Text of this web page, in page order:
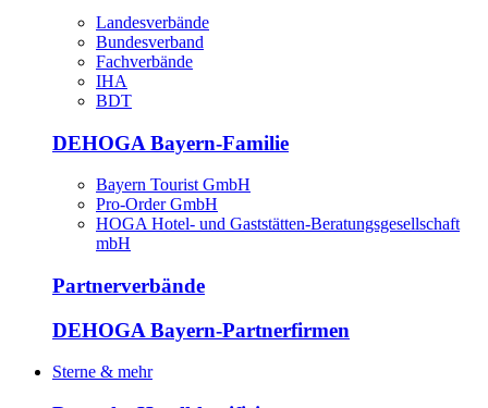
Landesverbände
Bundesverband
Fachverbände
IHA
BDT
DEHOGA Bayern-Familie
Bayern Tourist GmbH
Pro-Order GmbH
HOGA Hotel- und Gaststätten-Beratungsgesellschaft
mbH
Partnerverbände
DEHOGA Bayern-Partnerfirmen
Sterne & mehr